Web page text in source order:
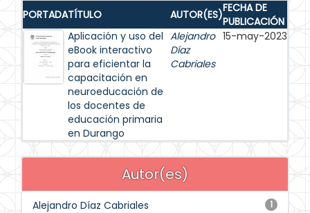
PORTADATÍTULO AUTOR(ES)FECHA DE
PUBLICACIÓN
Aplicación y uso del
eBook interactivo
para eficientar la
capacitación en
neuroeducación de
los docentes de
educación primaria
en Durango
Alejandro
Díaz
Cabriales
15-may-2023
Autor(es)
1
Alejandro Díaz Cabriales